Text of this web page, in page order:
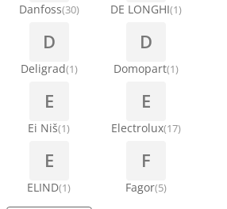
Danfoss(30) DE LONGHI(1)
D
Deligrad(1)
D
Domopart(1)
E
Ei Niš(1)
E
Electrolux(17)
E
ELIND(1)
F
Fagor(5)